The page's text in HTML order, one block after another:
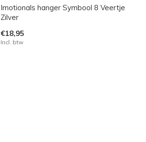
Imotionals hanger Symbool 8 Veertje
Zilver
€18,95
Incl. btw